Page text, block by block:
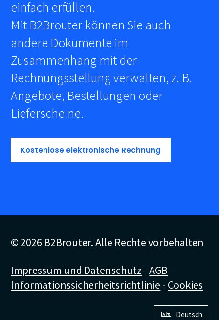
einfach erfüllen.
Mit B2Brouter können Sie auch
andere Dokumente im
Zusammenhang mit der
Rechnungsstellung verwalten, z. B.
Angebote, Bestellungen oder
Lieferscheine.
Kostenlose elektronische Rechnung
© 2026 B2Brouter. Alle Rechte vorbehalten
Impressum und Datenschutz -AGB -
Informationssicherheitsrichtlinie - Cookies
Deutsch